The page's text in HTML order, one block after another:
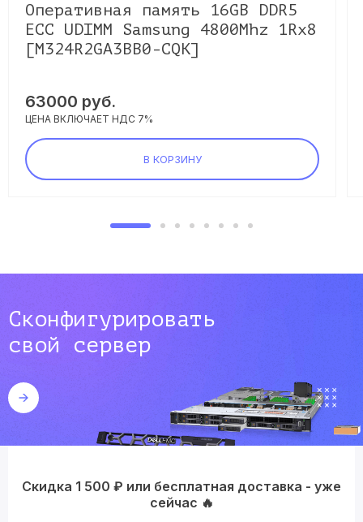
Оперативная память 16GB DDR5
ECC UDIMM Samsung 4800Mhz 1Rx8
[M324R2GA3BB0-CQK]
63000 руб.
ЦЕНА ВКЛЮЧАЕТ НДС 7%
В КОРЗИНУ
Сконфигурировать
свой сервер
Скидка 1 500 ₽ или бесплатная доставка - уже
сейчас 🔥